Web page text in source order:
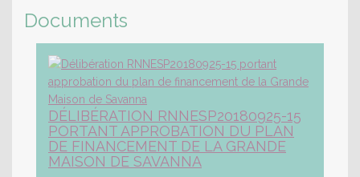
Documents
DÉLIBÉRATION RNNESP20180925-15
PORTANT APPROBATION DU PLAN
DE FINANCEMENT DE LA GRANDE
MAISON DE SAVANNA